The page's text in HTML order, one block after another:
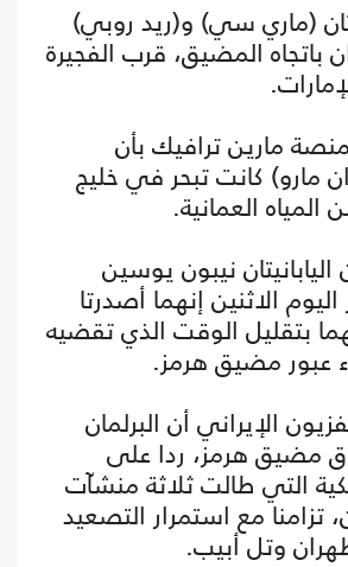
(ماري سي) و(ريد روبي)
باتجاه المضيق، قرب الفجيرة
مارين ترافيك بأن
مارو) كانت تبحر في خليج
العمانية.
نيبون يوسين
الاثنين إنهما أصدرتا
بتقليل الوقت الذي تقضيه
عبور مضيق هرمز.
الإيراني أن البرلمان
مضيق هرمز، ردا على
التي طالت ثلاثة منشآت
تزامنا مع استمرار التصعيد
وتل أبيب.